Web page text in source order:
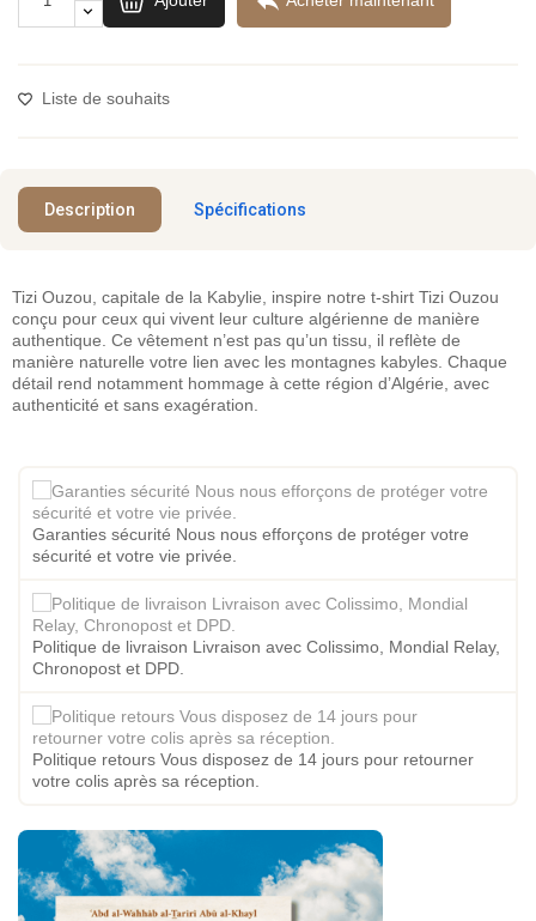
Liste de souhaits
Description Spécifications
Tizi Ouzou, capitale de la Kabylie, inspire notre t-shirt Tizi Ouzou
conçu pour ceux qui vivent leur culture algérienne de manière
authentique. Ce vêtement n’est pas qu’un tissu, il reflète de
manière naturelle votre lien avec les montagnes kabyles. Chaque
détail rend notamment hommage à cette région d’Algérie, avec
authenticité et sans exagération.
Garanties sécurité Nous nous efforçons de protéger votre
sécurité et votre vie privée.
Politique de livraison Livraison avec Colissimo, Mondial Relay,
Chronopost et DPD.
Politique retours Vous disposez de 14 jours pour retourner
votre colis après sa réception.